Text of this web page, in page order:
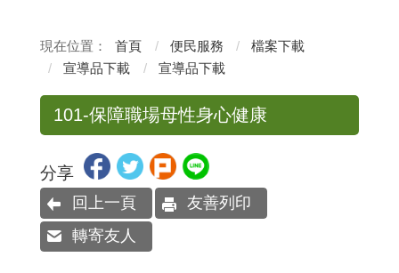
首頁 便民服務
檔案下載
宣導品下載
宣導品下載
101-保障職場母性身心健康
分享
回上一頁
友善列印
轉寄友人